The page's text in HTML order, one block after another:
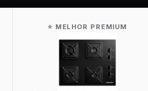
⭐ MELHOR PREMIUM